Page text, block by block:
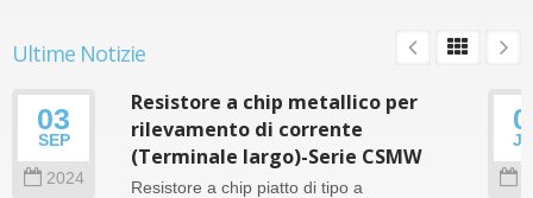
Ultime Notizie
03
SEP
2024
Resistore a chip metallico per
rilevamento di corrente
(Terminale largo)-Serie CSMW
Resistore a chip piatto di tipo a